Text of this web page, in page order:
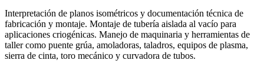
Interpretación de planos isométricos y documentación técnica de
fabricación y montaje. Montaje de tubería aislada al vacío para
aplicaciones criogénicas. Manejo de maquinaria y herramientas de
taller como puente grúa, amoladoras, taladros, equipos de plasma,
sierra de cinta, toro mecánico y curvadora de tubos.